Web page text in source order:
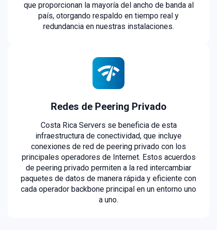
que proporcionan la mayoría del ancho de banda al
país, otorgando respaldo en tiempo real y
redundancia en nuestras instalaciones.
Redes de Peering Privado
Costa Rica Servers se beneficia de esta
infraestructura de conectividad, que incluye
conexiones de red de peering privado con los
principales operadores de Internet. Estos acuerdos
de peering privado permiten a la red intercambiar
paquetes de datos de manera rápida y eficiente con
cada operador backbone principal en un entorno uno
a uno.